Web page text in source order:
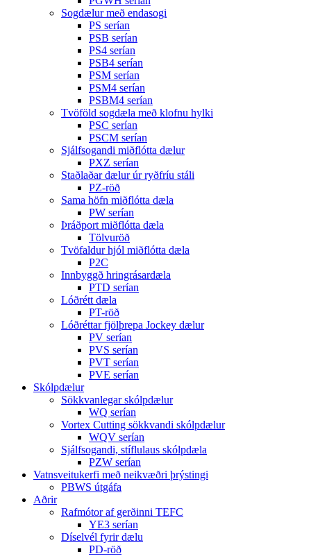
Sogdælur með endasogi
PS serían
PSB serían
PS4 serían
PSB4 serían
PSM serían
PSM4 serían
PSBM4 serían
Tvöföld sogdæla með klofnu hylki
PSC serían
PSCM serían
Sjálfsogandi miðflótta dælur
PXZ serían
Staðlaðar dælur úr ryðfríu stáli
PZ-röð
Sama höfn miðflótta dæla
PW serían
Þráðport miðflótta dæla
Tölvuröð
Tvöfaldur hjól miðflótta dæla
P2C
Innbyggð hringrásardæla
PTD serían
Lóðrétt dæla
PT-röð
Lóðréttar fjölþrepa Jockey dælur
PV serían
PVS serían
PVT serían
PVE serían
Skólpdælur
Sökkvanlegar skólpdælur
WQ serían
Vortex Cutting sökkvandi skólpdælur
WQV serían
Sjálfsogandi, stíflulaus skólpdæla
PZW serían
Vatnsveitukerfi með neikvæðri þrýstingi
PBWS útgáfa
Aðrir
Rafmótor af gerðinni TEFC
YE3 serían
Díselvél fyrir dælu
PD-röð